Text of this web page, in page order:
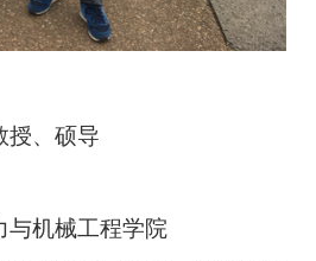
授、硕导
与机械工程学院